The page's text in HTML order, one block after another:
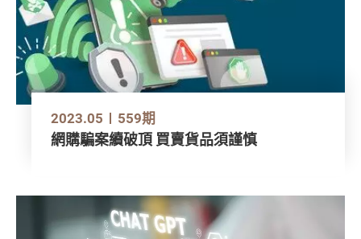
2023.05 559期
網購騙案續破頂 買賣貨品須謹慎